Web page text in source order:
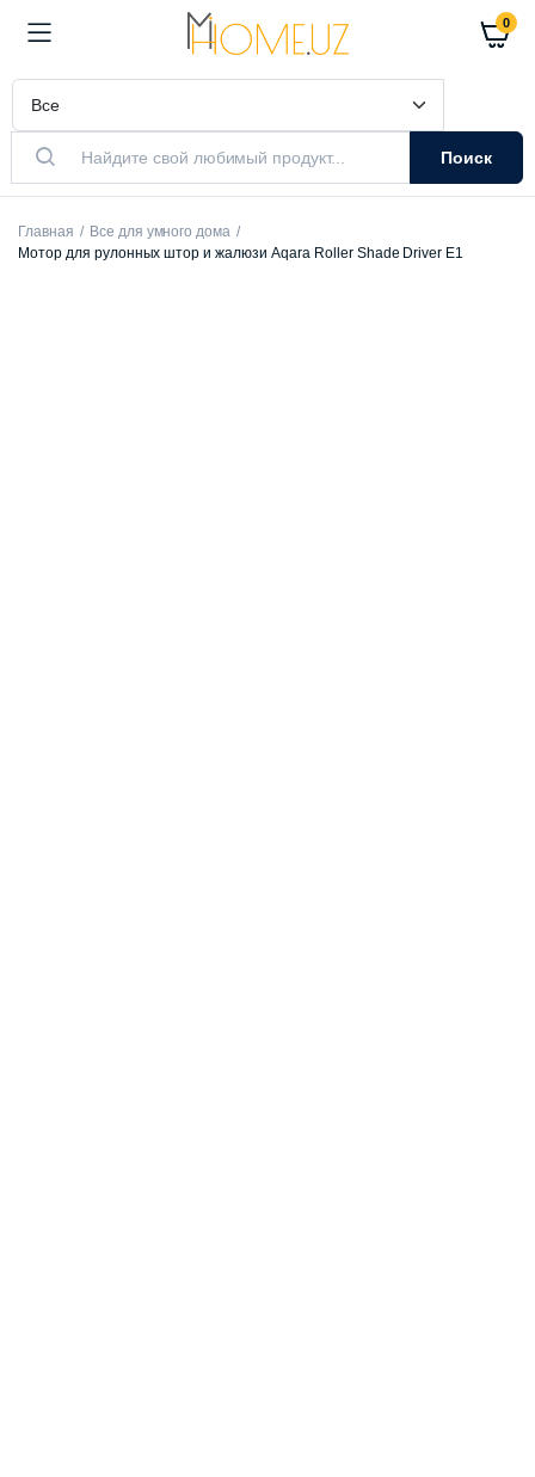
0
Поиск
Главная
Все для умного дома
Мотор для рулонных штор и жалюзи Aqara Roller Shade Driver E1